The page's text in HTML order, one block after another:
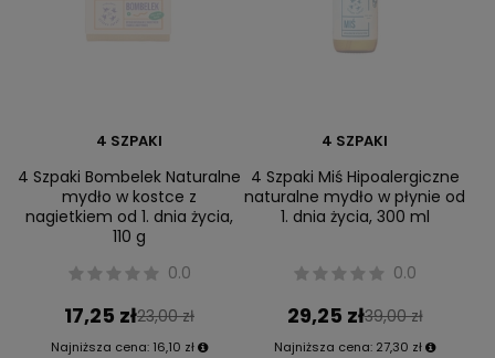
4 SZPAKI
4 Szpaki Bombelek Naturalne
mydło w kostce z
nagietkiem od 1. dnia życia,
110 g
0.0
17,25 zł23,00 zł
Najniższa cena: 16,10 zł
4 SZPAKI
4 Szpaki Miś Hipoalergiczne
naturalne mydło w płynie od
1. dnia życia, 300 ml
0.0
29,25 zł39,00 zł
Najniższa cena: 27,30 zł